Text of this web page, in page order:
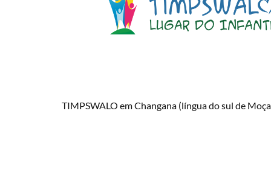
TIMPSWALO em Changana (língua do sul de